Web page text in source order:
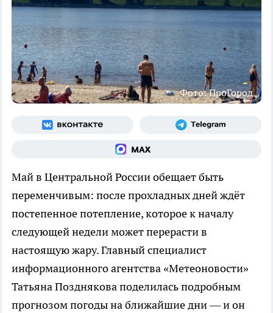
Фото: ПроГород
Май в Центральной России обещает быть
переменчивым: после прохладных дней ждёт
постепенное потепление, которое к началу
следующей недели может перерасти в
настоящую жару. Главный специалист
информационного агентства «Метеоновости»
Татьяна Позднякова поделилась подробным
прогнозом погоды на ближайшие дни — и он